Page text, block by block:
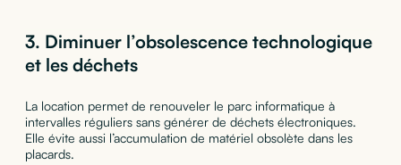
3. Diminuer l’obsolescence technologique
et les déchets
La location permet de renouveler le parc informatique à
intervalles réguliers sans générer de déchets électroniques.
Elle évite aussi l’accumulation de matériel obsolète dans les
placards.